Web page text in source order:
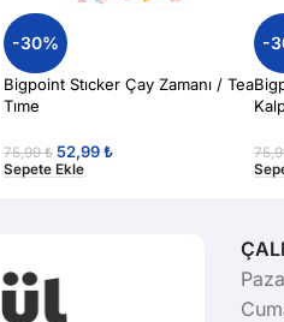
-30%
Bigpoint Stıcker Çay Zamanı / Tea
Tıme
75,99₺ 52,99₺
Sepete Ekle
-